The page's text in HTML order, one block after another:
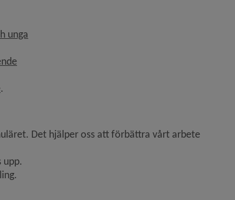
unga
.
Det hjälper oss att förbättra vårt arbete
upp.